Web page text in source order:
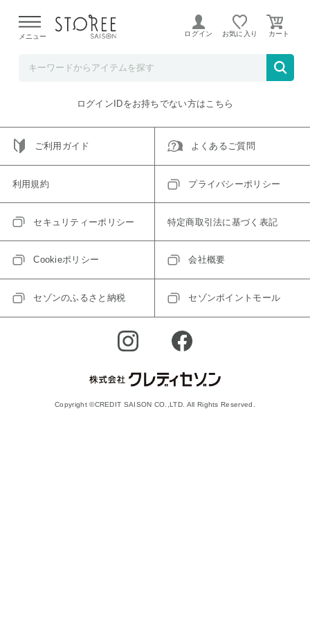
よる配送遅延が発生しております。
メニュー ログイン お気に入り
ご指定のアイテムは取り扱い終了、またはただいま取り扱い
トップへ戻る
ログインIDをお持ちでない方はこちら
ご利用ガイド よくあるご質問
利用規約 プライバシーポリシー
セキュリティーポリシー 特定商取引法に基づく表記
Cookieポリシー 会社概要
セゾンのふるさと納税 セゾンポイントモール
Copyright ©CREDIT SAISON CO.,LTD. All Rights Reserved.